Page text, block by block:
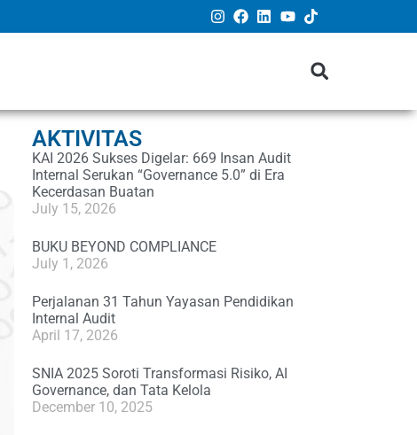
AKTIVITAS
KAI 2026 Sukses Digelar: 669 Insan Audit
Internal Serukan “Governance 5.0” di Era
Kecerdasan Buatan
July 15, 2026
BUKU BEYOND COMPLIANCE
July 1, 2026
Perjalanan 31 Tahun Yayasan Pendidikan
Internal Audit
April 17, 2026
SNIA 2025 Soroti Transformasi Risiko, AI
Governance, dan Tata Kelola
December 10, 2025